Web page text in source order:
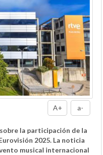
A+ a-
la participación de la
2025. La noticia
musical internacional